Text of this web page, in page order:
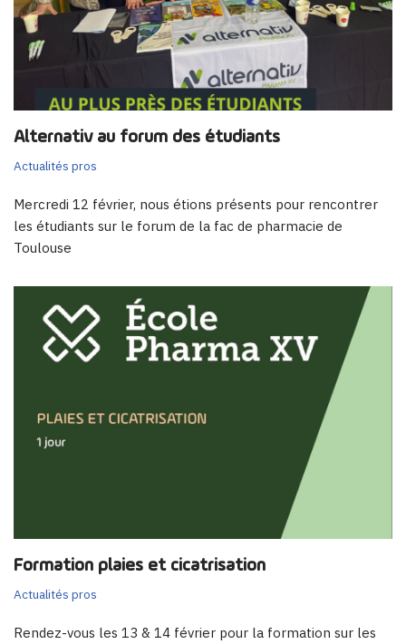
Alternativ au forum des étudiants
Actualités pros
Mercredi 12 février, nous étions présents pour rencontrer
les étudiants sur le forum de la fac de pharmacie de
Toulouse
Formation plaies et cicatrisation
Actualités pros
Rendez-vous les 13 & 14 février pour la formation sur les